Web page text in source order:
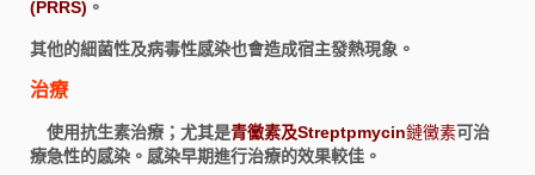
(PRRS) 。
其他的細菌性及病毒性感染也會造成宿主發熱現象。
治療
使用抗生素治療；尤其是青黴素及Streptpmycin鏈黴素可治
療急性的感染。感染早期進行治療的效果較佳。